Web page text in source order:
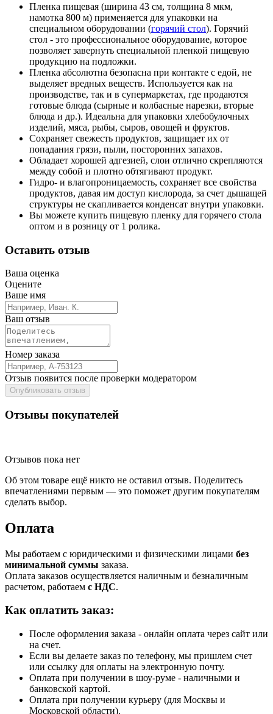
Пленка пищевая (ширина 43 см, толщина 8 мкм,
намотка 800 м) применяется для упаковки на
специальном оборудовании (горячий стол). Горячий
стол - это профессиональное оборудование, которое
позволяет завернуть специальной пленкой пищевую
продукцию на подложки.
Пленка абсолютна безопасна при контакте с едой, не
выделяет вредных веществ. Используется как на
производстве, так и в супермаркетах, где продаются
готовые блюда (сырные и колбасные нарезки, вторые
блюда и др.). Идеальна для упаковки хлебобулочных
изделий, мяса, рыбы, сыров, овощей и фруктов.
Сохраняет свежесть продуктов, защищает их от
попадания грязи, пыли, посторонних запахов.
Обладает хорошей адгезией, слои отлично скрепляются
между собой и плотно обтягивают продукт.
Гидро- и влагопроницаемость, сохраняет все свойства
продуктов, давая им доступ кислорода, за счет дышащей
структуры не скапливается конденсат внутри упаковки.
Вы можете купить пищевую пленку для горячего стола
оптом и в розницу от 1 ролика.
Оставить отзыв
Ваша оценка
Оцените
Ваше имя
Ваш отзыв
Номер заказа
Отзыв появится после проверки модератором
Опубликовать отзыв
Отзывы покупателей
Отзывов пока нет
Об этом товаре ещё никто не оставил отзыв. Поделитесь
впечатлениями первым — это поможет другим покупателям
сделать выбор.
Оплата
Мы работаем с юридическими и физическими лицами без
минимальной суммы заказа.
Оплата заказов осуществляется наличным и безналичным
расчетом, работаем с НДС.
Как оплатить заказ:
После оформления заказа - онлайн оплата через сайт или
на счет.
Если вы делаете заказ по телефону, мы пришлем счет
или ссылку для оплаты на электронную почту.
Оплата при получении в шоу-руме - наличными и
банковской картой.
Оплата при получении курьеру (для Москвы и
Московской области).